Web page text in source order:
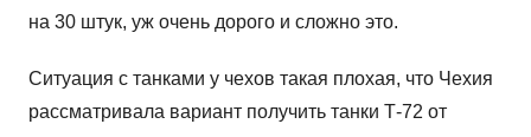
на 30 штук, уж очень дорого и сложно это.
Ситуация с танками у чехов такая плохая, что Чехия
рассматривала вариант получить танки Т-72 от